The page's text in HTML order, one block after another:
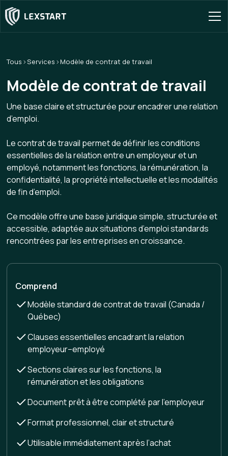
Tous Services Modèle de contrat de travail
Modèle de contrat de travail
Une base claire et structurée pour encadrer une relation
d’emploi.
Le contrat de travail permet de définir les conditions
essentielles de la relation entre un employeur et un
employé, notamment les fonctions, la rémunération, la
confidentialité, la propriété intellectuelle et les modalités
de fin d’emploi.
Ce modèle offre une base juridique simple, structurée et
accessible, adaptée aux situations d’emploi standards
rencontrées par les entreprises en croissance.
Comprend
Modèle standard de contrat de travail (Canada /
Québec)
Clauses essentielles encadrant la relation
employeur–employé
Sections claires sur les fonctions, la
rémunération et les obligations
Document prêt à être complété par l’employeur
Format professionnel, clair et structuré
Utilisable immédiatement après l’achat